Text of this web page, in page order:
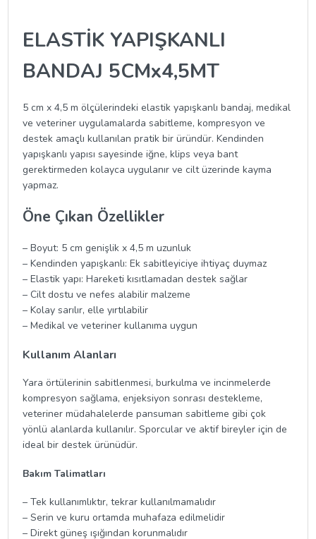
ELASTİK YAPIŞKANLI
BANDAJ 5CMx4,5MT
5 cm x 4,5 m ölçülerindeki elastik yapışkanlı bandaj, medikal
ve veteriner uygulamalarda sabitleme, kompresyon ve
destek amaçlı kullanılan pratik bir üründür. Kendinden
yapışkanlı yapısı sayesinde iğne, klips veya bant
gerektirmeden kolayca uygulanır ve cilt üzerinde kayma
yapmaz.
Öne Çıkan Özellikler
– Boyut: 5 cm genişlik x 4,5 m uzunluk
– Kendinden yapışkanlı: Ek sabitleyiciye ihtiyaç duymaz
– Elastik yapı: Hareketi kısıtlamadan destek sağlar
– Cilt dostu ve nefes alabilir malzeme
– Kolay sarılır, elle yırtılabilir
– Medikal ve veteriner kullanıma uygun
Kullanım Alanları
Yara örtülerinin sabitlenmesi, burkulma ve incinmelerde
kompresyon sağlama, enjeksiyon sonrası destekleme,
veteriner müdahalelerde pansuman sabitleme gibi çok
yönlü alanlarda kullanılır. Sporcular ve aktif bireyler için de
ideal bir destek ürünüdür.
Bakım Talimatları
– Tek kullanımlıktır, tekrar kullanılmamalıdır
– Serin ve kuru ortamda muhafaza edilmelidir
– Direkt güneş ışığından korunmalıdır